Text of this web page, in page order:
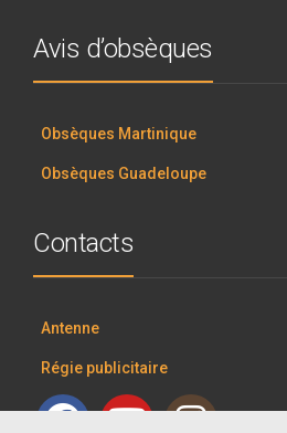
Avis d’obsèques
Obsèques Martinique
Obsèques Guadeloupe
Contacts
Antenne
Régie publicitaire